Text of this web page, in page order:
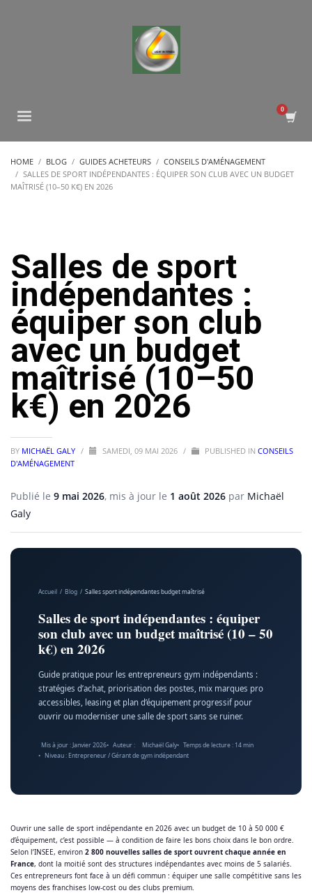
HOME BLOG GUIDES ACHETEURS
CONSEILS D'AMÉNAGEMENT
SALLES DE SPORT INDÉPENDANTES : ÉQUIPER SON CLUB AVEC UN BUDGET
MAÎTRISÉ (10–50 K€) EN 2026
Salles de sport
indépendantes :
équiper son club
avec un budget
maîtrisé (10–50
k€) en 2026
BY MICHAËL GALY / SAMEDI, 09 MAI 2026 / PUBLISHED IN CONSEILS
D'AMÉNAGEMENT
Publié le 9 mai 2026, mis à jour le 1 août 2026 par Michaël
Galy
Accueil / Blog / Salles sport indépendantes budget maîtrisé
Salles de sport indépendantes : équiper
son club avec un budget maîtrisé (10 – 50
k€) en 2026
Guide pratique pour les entrepreneurs gym indépendants :
stratégies d’achat, priorisation des postes, mix marques pro
accessibles, leasing et plan d’équipement progressif pour
ouvrir ou moderniser une salle de sport sans se ruiner.
Mis à jour :Janvier 2026 Auteur : Michaël Galy
Temps de lecture : 14 min
Niveau : Entrepreneur / Gérant de gym indépendant
Ouvrir une salle de sport indépendante en 2026 avec un budget de 10 à 50 000 €
d’équipement, c’est possible — à condition de faire les bons choix dans le bon ordre.
Selon l’INSEE, environ 2 800 nouvelles salles de sport ouvrent chaque année en
France, dont la moitié sont des structures indépendantes avec moins de 5 salariés.
Ces entrepreneurs font face à un défi commun : équiper une salle compétitive sans les
moyens des franchises low-cost ou des clubs premium.